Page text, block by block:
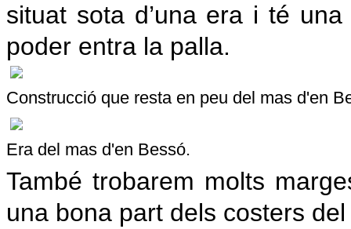
situat sota d’una era i té
poder entra la palla.
Construcció que resta en peu del mas d'en
Era del mas d'en Bessó.
També trobarem molts
una bona part dels costers